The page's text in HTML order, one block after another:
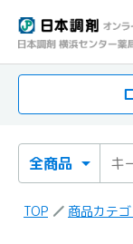
検索カテゴリ
検索キーワード
TOP 商品カテゴ